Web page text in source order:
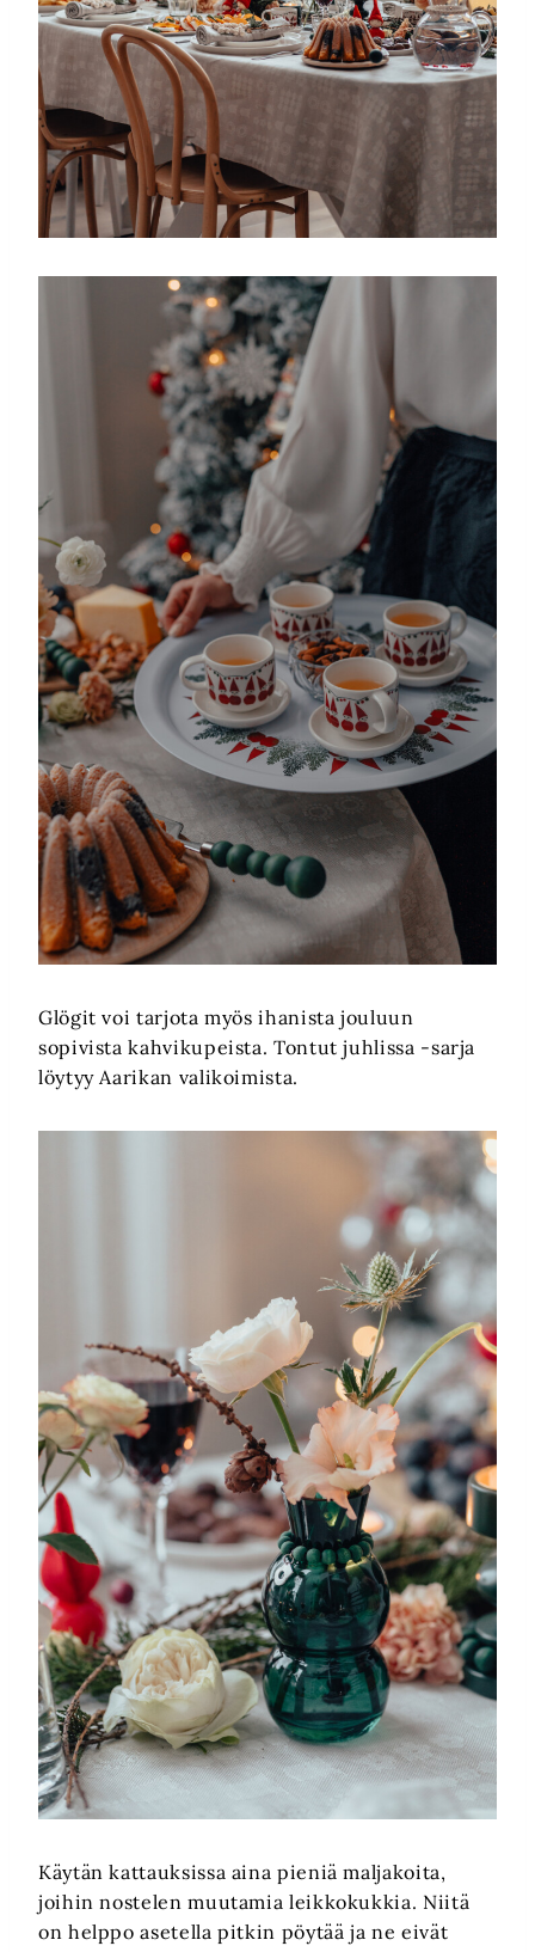
Glögit voi tarjota myös ihanista jouluun
sopivista kahvikupeista. Tontut juhlissa -sarja
löytyy Aarikan valikoimista.
Käytän kattauksissa aina pieniä maljakoita,
joihin nostelen muutamia leikkokukkia. Niitä
on helppo asetella pitkin pöytää ja ne eivät